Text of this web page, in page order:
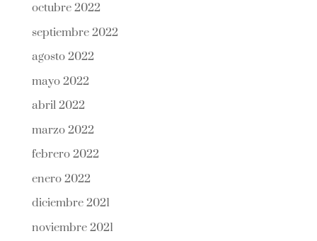
octubre 2022
septiembre 2022
agosto 2022
mayo 2022
abril 2022
marzo 2022
febrero 2022
enero 2022
diciembre 2021
noviembre 2021